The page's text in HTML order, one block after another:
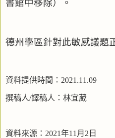
書館中移除）。
德州學區針對此敏感議題
資料提供時間： 2021.11.09
撰稿人/譯稿人：林宜葳
資料來源： 2021年11 月 2 日